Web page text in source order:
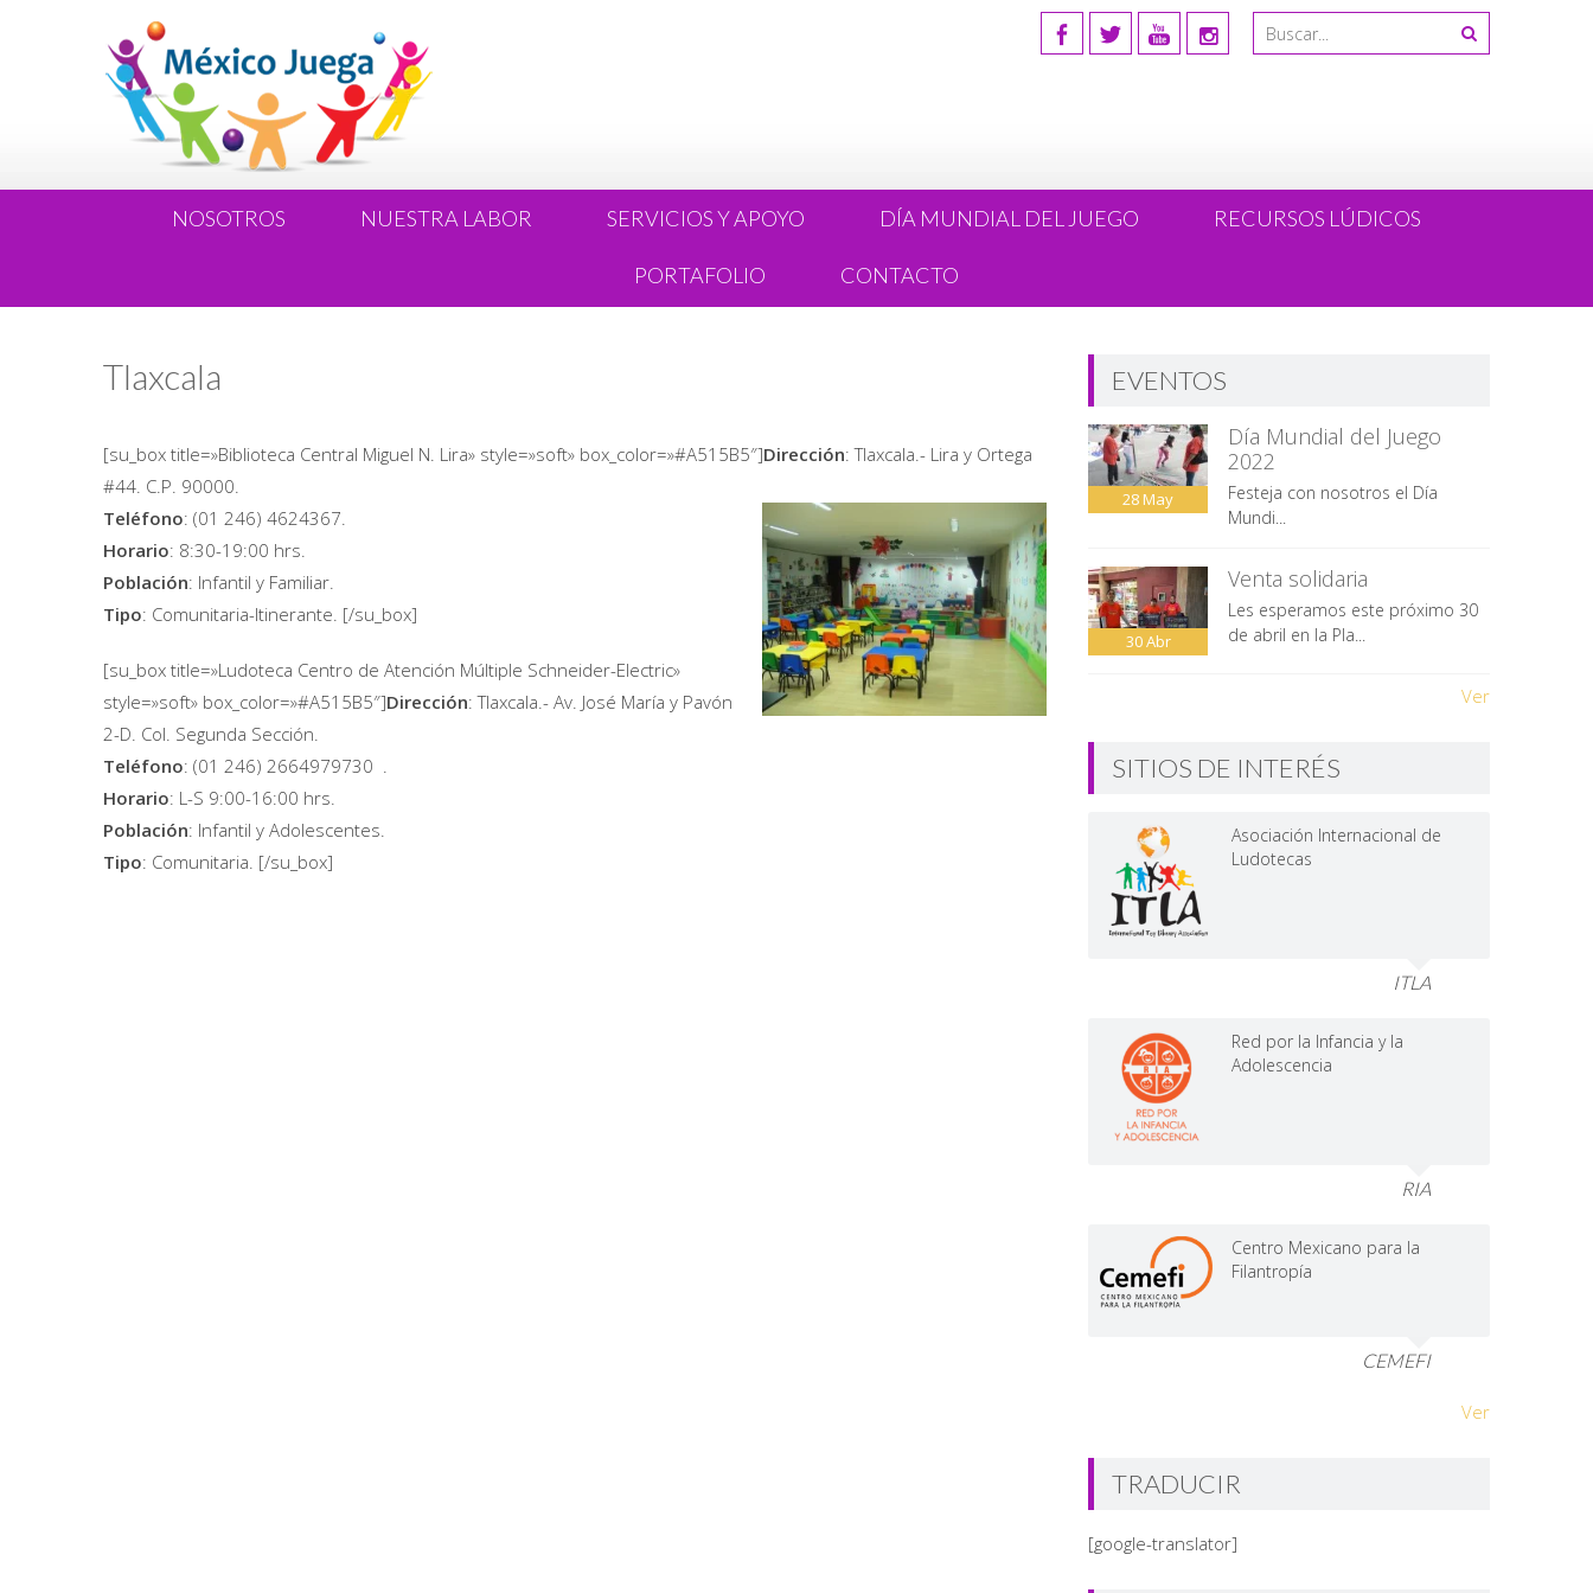
NOSOTROS NUESTRA LABOR SERVICIOS Y APOYO DÍA MUNDIAL DEL JUEGO RECURSOS LÚDICOS
PORTAFOLIO CONTACTO
Tlaxcala
[su_box title=»Biblioteca Central Miguel N. Lira» style=»soft» box_color=»#A515B5″]Dirección: Tlaxcala.- Lira y Ortega
#44. C.P. 90000.
Teléfono: (01 246) 4624367.
Horario: 8:30-19:00 hrs.
Población: Infantil y Familiar.
Tipo: Comunitaria-Itinerante. [/su_box]
[su_box title=»Ludoteca Centro de Atención Múltiple Schneider-Electric»
style=»soft» box_color=»#A515B5″]Dirección: Tlaxcala.- Av. José María y Pavón
2-D. Col. Segunda Sección.
Teléfono: (01 246) 2664979730 .
Horario: L-S 9:00-16:00 hrs.
Población: Infantil y Adolescentes.
Tipo: Comunitaria. [/su_box]
EVENTOS
28May
Día Mundial del Juego
2022
Festeja con nosotros el Día
Mundi...
30Abr
Venta solidaria
Les esperamos este próximo 30
de abril en la Pla...
Ver
SITIOS DE INTERÉS
Asociación Internacional de
Ludotecas
ITLA
Red por la Infancia y la
Adolescencia
RIA
Centro Mexicano para la
Filantropía
CEMEFI
Ver
TRADUCIR
[google-translator]